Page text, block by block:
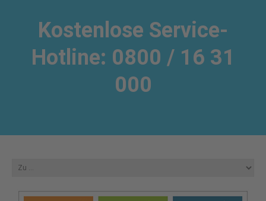
Kostenlose Service-
Hotline: 0800 / 16 31
000